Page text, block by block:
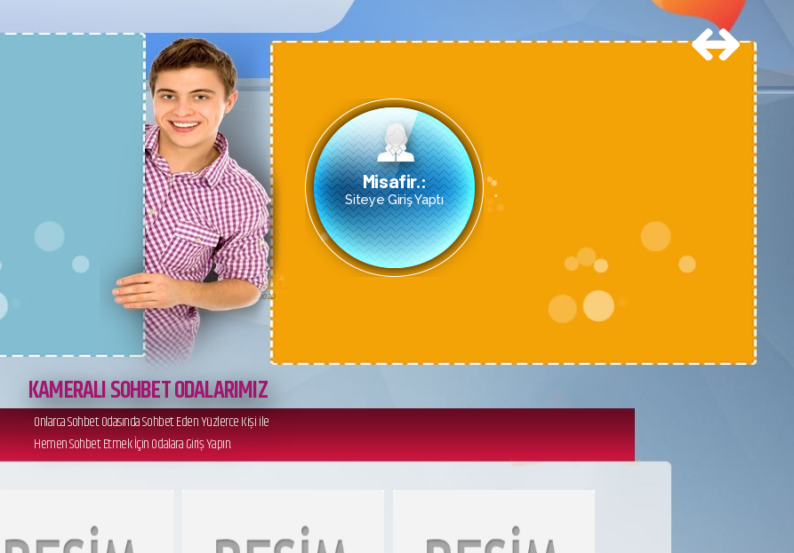
Misafir.:
Siteye Giriş Yaptı
KAMERALI SOHBET ODALARIMIZ
Onlarca Sohbet Odasında Sohbet Eden Yüzlerce Kişi ile
Hemen Sohbet Etmek İçin Odalara Giriş Yapın.